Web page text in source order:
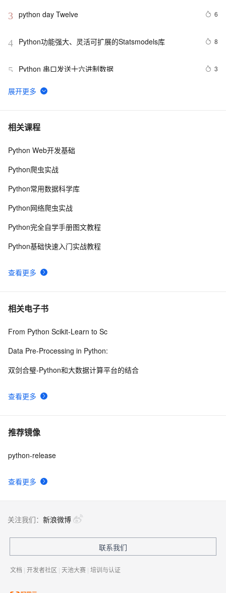
3 python day Twelve 6
4 Python功能强大、灵活可扩展的Statsmodels库 8
5 Python 串口发送十六进制数据 3
6 python join 和 split的常用使用方法
7 python 模块初始
8 python中使用and和or来实现其它语言中的?号表达式
10Python PIL远程命令执行漏洞复现(CVE-2017-8291
相关课程
查看更多
Python Web开发基础
Python爬虫实战
Python常用数据科学库
Python网络爬虫实战
Python完全自学手册图文教程
Python基础快速入门实战教程
相关电子书
查看更多
From Python Scikit-Learn to Sc
Data Pre-Processing in Python:
双剑合璧-Python和大数据计算平台的结合
推荐镜像
查看更多
python-release
关注我们： 新浪微博
联系我们
文档 | 开发者社区 | 天池大赛 | 培训与认证